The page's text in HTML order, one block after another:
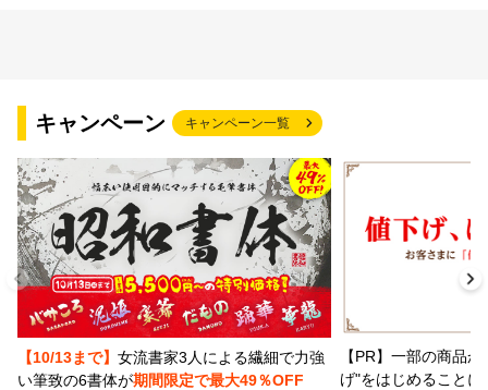
キャンペーン キャンペーン一覧
【10/13まで】 女流書家3人による繊細で力強
い筆致の6書体が期間限定で最大49％OFF
【PR】一部の商品
げ"をはじめること